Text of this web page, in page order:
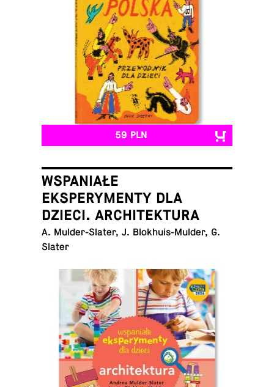
59 PLN
WSPANIAŁE
EKSPERYMENTY DLA
DZIECI. ARCHITEKTURA
A. Mul­der-Sla­ter, J. Blo­khu­is-Mul­der, G.
Slater